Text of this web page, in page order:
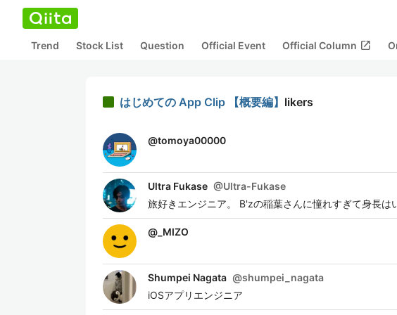
Trend Stock List Question Official Event Official Column open_in_new
はじめての App Clip 【概要編】 likers
@tomoya00000
Ultra Fukase @Ultra-Fukase
旅好きエンジニア。 B'zの稲葉さんに憧れすぎて身長は
@ _MIZO
Shumpei Nagata @shumpei_nagata
iOSアプリエンジニア